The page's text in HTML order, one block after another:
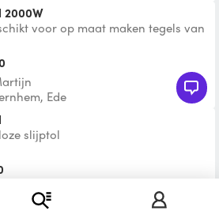
2000W
voor op maat maken tegels van
Martijn
Ede
slijptol
Arnhem Zuid